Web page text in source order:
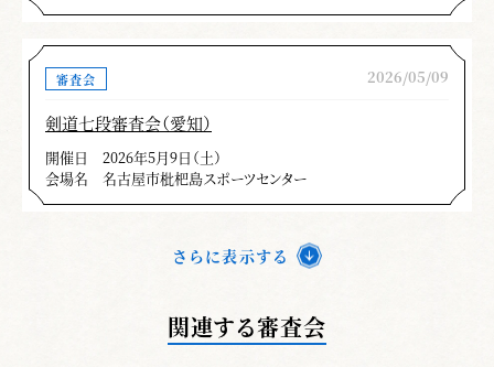
審査会 2026/05/09
剣道七段審査会（愛知）
開催日
2026年5月9日（土）
会場名
名古屋市枇杷島スポーツセンター
さらに表示する
関連する審査会